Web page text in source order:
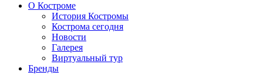
О Костроме
История Костромы
Кострома сегодня
Новости
Галерея
Виртуальный тур
Бренды